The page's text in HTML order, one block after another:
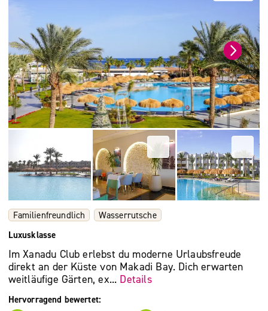
Familienfreundlich
Wasserrutsche
Luxusklasse
Im Xanadu Club erlebst du moderne Urlaubsfreude
direkt an der Küste von Makadi Bay. Dich erwarten
weitläufige Gärten, ex... Details
Hervorragend bewertet: